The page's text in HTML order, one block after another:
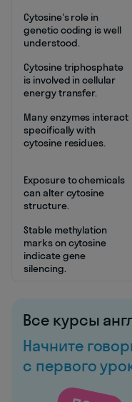
Cytosine's role in
genetic coding is well
understood.
Cytosine triphosphate
is involved in cellular
energy transfer.
Many enzymes interact
specifically with
cytosine residues.
Exposure to chemicals
can alter cytosine
structure.
Stable methylation
marks on cytosine
indicate gene
silencing.
Все курсы
Начните
с первого